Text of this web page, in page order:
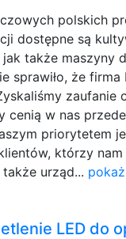
polskich
dostępne są
także maszyny
sprawiło, że firma
zaufanie
cenią w nas
priorytetem
którzy
urząd...
LED do